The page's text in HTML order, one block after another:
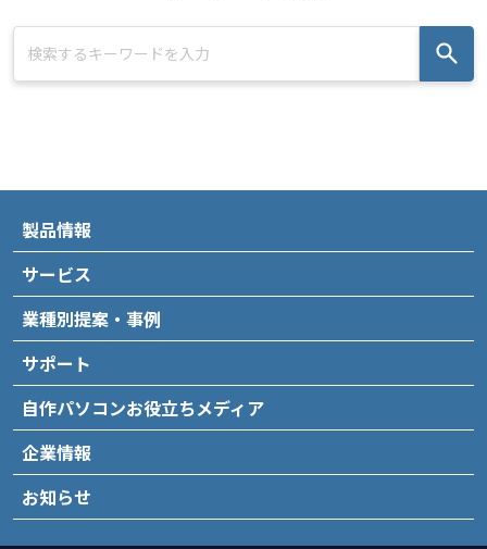
製品情報
サービス
業種別提案・事例
サポート
自作パソコンお役立ちメディア
企業情報
お知らせ